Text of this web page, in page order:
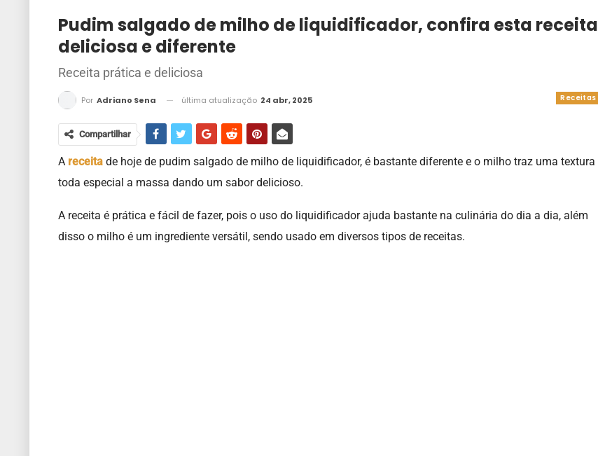
Pudim salgado de milho de liquidificador, confira esta receita
deliciosa e diferente
Receita prática e deliciosa
Receitas
Por Adriano Sena última atualização 24 abr, 2025
Compartilhar
A receitade hoje de pudim salgado de milho de liquidificador, é bastante diferente e o milho traz uma textura
toda especial a massa dando um sabor delicioso.
A receita é prática e fácil de fazer, pois o uso do liquidificador ajuda bastante na culinária do dia a dia, além
disso o milho é um ingrediente versátil, sendo usado em diversos tipos de receitas.